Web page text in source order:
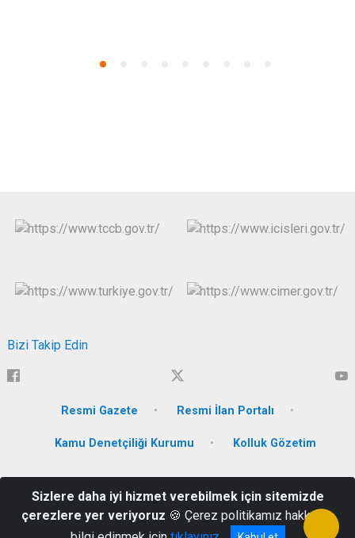
Bizi Takip Edin
Resmi Gazete Resmi İlan Portalı
Kamu Denetçiliği Kurumu Kolluk Gözetim
/SAKARYA
Tlf: 02642513515-16-17-18 Fax: 0264 251 35 19
Sizlere daha iyi hizmet verebilmek için sitemizde
çerezlere yer veriyoruz 🍪 Çerez politikamız hakkında